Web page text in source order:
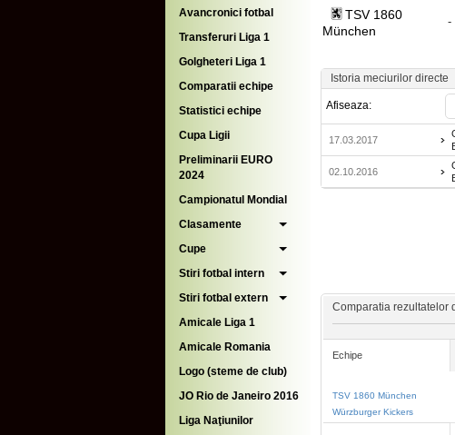
Avancronici fotbal
Transferuri Liga 1
Golgheteri Liga 1
Comparatii echipe
Statistici echipe
Cupa Ligii
Preliminarii EURO
2024
Campionatul Mondial
Clasamente
Cupe
Stiri fotbal intern
Stiri fotbal extern
Amicale Liga 1
Amicale Romania
Logo (steme de club)
JO Rio de Janeiro 2016
Liga Naţiunilor
TSV 1860
München
-
Istoria meciurilor directe
Afiseaza:
17.03.2017
02.10.2016
Comparatia rezultatelor
Echipe
TSV 1860 München
Würzburger Kickers